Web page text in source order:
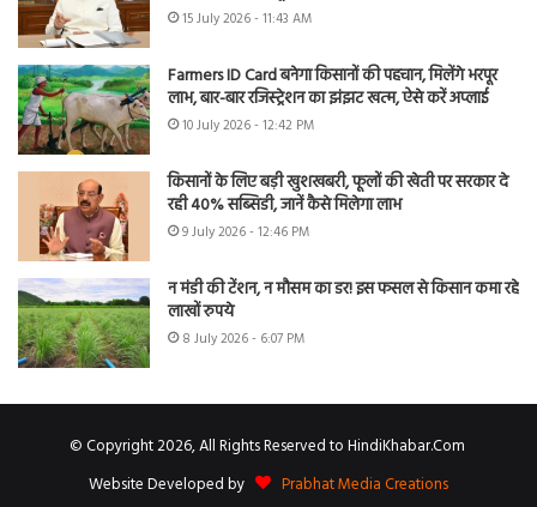
15 July 2026 - 11:43 AM
Farmers ID Card बनेगा किसानों की पहचान, मिलेंगे भरपूर
लाभ, बार-बार रजिस्ट्रेशन का झंझट खत्म, ऐसे करें अप्लाई
10 July 2026 - 12:42 PM
किसानों के लिए बड़ी खुशखबरी, फूलों की खेती पर सरकार दे
रही 40% सब्सिडी, जानें कैसे मिलेगा लाभ
9 July 2026 - 12:46 PM
न मंडी की टेंशन, न मौसम का डर! इस फसल से किसान कमा रहे
लाखों रुपये
8 July 2026 - 6:07 PM
© Copyright 2026, All Rights Reserved to HindiKhabar.Com
Website Developed by
Prabhat Media Creations